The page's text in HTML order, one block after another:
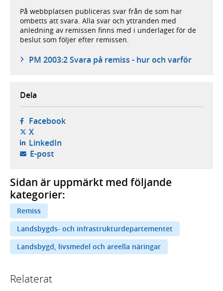
På webbplatsen publiceras svar från de som har
ombetts att svara. Alla svar och yttranden med
anledning av remissen finns med i underlaget för de
beslut som följer efter remissen.
PM 2003:2 Svara på remiss - hur och varför
Dela
Facebook- öppnas i ny flik, extern webbplats,
X- öppnas i ny flik, extern webbplats,
LinkedIn- öppnas i ny flik, extern webbplats,
E-post- öppnar din e-postklient,
Sidan är uppmärkt med följande
kategorier:
Remiss
Landsbygds- och infrastrukturdepartementet
Landsbygd, livsmedel och areella näringar
Relaterat